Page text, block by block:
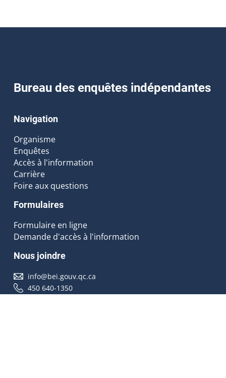
Bureau des enquêtes indépendantes
Navigation
Organisme
Enquêtes
Accès à l'information
Carrière
Foire aux questions
Formulaires
Formulaire en ligne
Demande d'accès à l'information
Nous joindre
info@bei.gouv.qc.ca
450 640-1350